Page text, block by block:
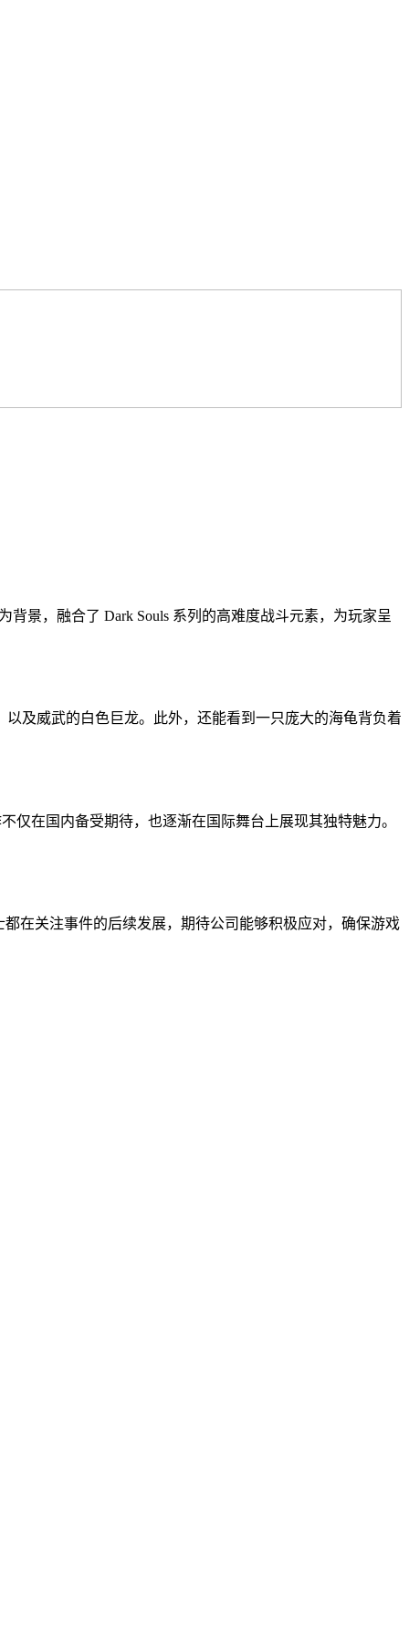
背景，融合了 Dark Souls 系列的高难度战斗元素，为玩家呈
及威武的白色巨龙。此外，还能看到一只庞大的海龟背负着
仅在国内备受期待，也逐渐在国际舞台上展现其独特魅力。
在关注事件的后续发展，期待公司能够积极应对，确保游戏